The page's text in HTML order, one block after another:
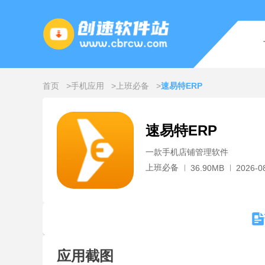
首页 手机应用 上班必备 速易特ERP
速易特ERP
一款手机店铺管理软件
上班必备
36.90MB 2026-
应用截图